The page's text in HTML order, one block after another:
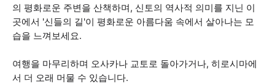
의 평화로운 주변을 산책하며, 신토의 역사적 의미를 지닌 이
곳에서 '신들의 길'이 평화로운 아름다움 속에서 살아나는 모
습을 느껴보세요.
여행을 마무리하며 오사카나 교토로 돌아가거나, 히로시마에
서 더 오래 머물 수 있습니다.